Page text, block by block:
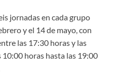
jornadas en cada grupo
y el 14 de mayo, con
las 17:30 horas y las
10:00 horas hasta las 19:00